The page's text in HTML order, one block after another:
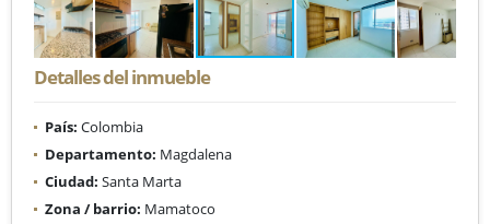
Detalles del inmueble
País: Colombia
Departamento: Magdalena
Ciudad: Santa Marta
Zona / barrio: Mamatoco